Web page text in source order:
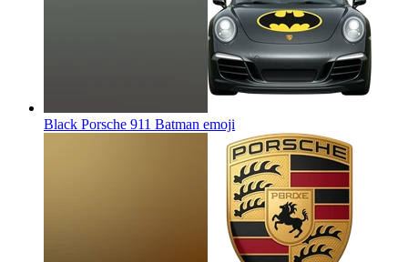
Black Porsche 911 Batman emoji